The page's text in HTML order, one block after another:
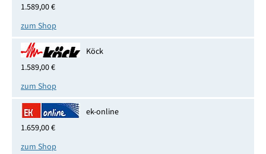
1.589,00 €
zum Shop
Köck
1.589,00 €
zum Shop
ek-online
1.659,00 €
zum Shop